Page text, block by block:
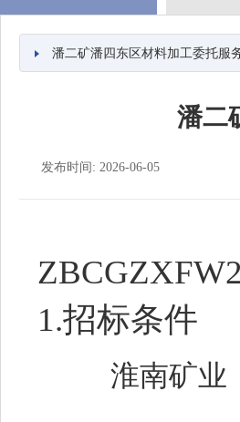
潘二矿潘四东区材料加工委托服
潘二
发布时间: 2026-06-05
1.招标条件
淮南矿业